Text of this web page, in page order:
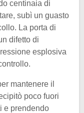
centinaia di
subì un guasto
La porta di
difetto di
esplosiva
mantenere il
poco fuori
e prendendo